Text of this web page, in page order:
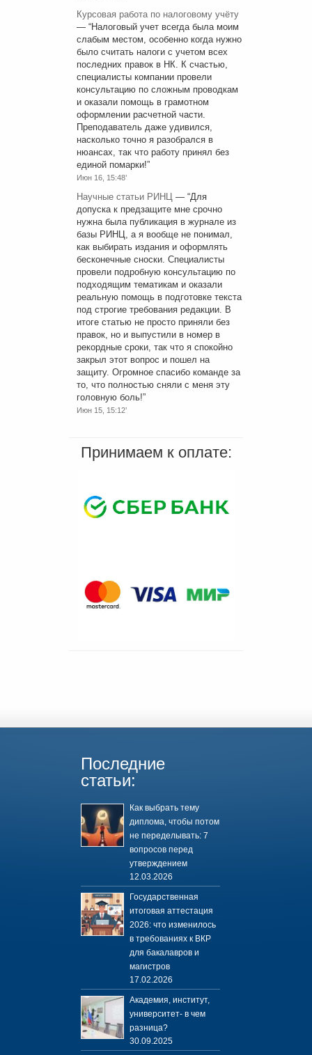
Курсовая работа по налоговому учёту
— “Налоговый учет всегда была моим
слабым местом, особенно когда нужно
было считать налоги с учетом всех
последних правок в НК. К счастью,
специалисты компании провели
консультацию по сложным проводкам
и оказали помощь в грамотном
оформлении расчетной части.
Преподаватель даже удивился,
насколько точно я разобрался в
нюансах, так что работу принял без
единой помарки!”
Июн 16, 15:48’
Научные статьи РИНЦ — “Для
допуска к предзащите мне срочно
нужна была публикация в журнале из
базы РИНЦ, а я вообще не понимал,
как выбирать издания и оформлять
бесконечные сноски. Специалисты
провели подробную консультацию по
подходящим тематикам и оказали
реальную помощь в подготовке текста
под строгие требования редакции. В
итоге статью не просто приняли без
правок, но и выпустили в номер в
рекордные сроки, так что я спокойно
закрыл этот вопрос и пошел на
защиту. Огромное спасибо команде за
то, что полностью сняли с меня эту
головную боль!”
Июн 15, 15:12’
Принимаем к оплате:
Последние
статьи:
Как выбрать тему
диплома, чтобы потом
не переделывать: 7
вопросов перед
утверждением
12.03.2026
Государственная
итоговая аттестация
2026: что изменилось
в требованиях к ВКР
для бакалавров и
магистров
17.02.2026
Академия, институт,
университет- в чем
разница?
30.09.2025